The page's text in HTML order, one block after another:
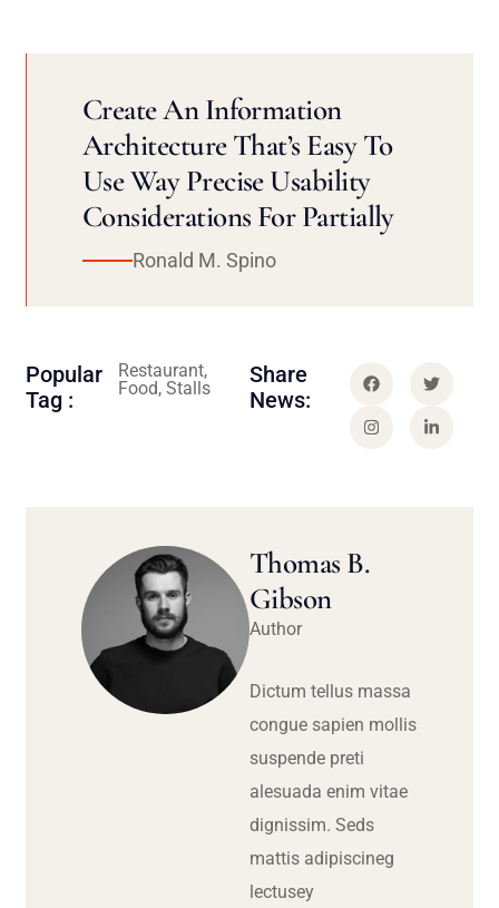
Create An Information
Architecture That’s Easy To
Use Way Precise Usability
Considerations For Partially
Ronald M. Spino
Popular
Tag :
Restaurant,
Food, Stalls
Share
News:
Thomas B.
Gibson
Author
Dictum tellus massa
congue sapien mollis
suspende preti
alesuada enim vitae
dignissim. Seds
mattis adipiscineg
lectusey